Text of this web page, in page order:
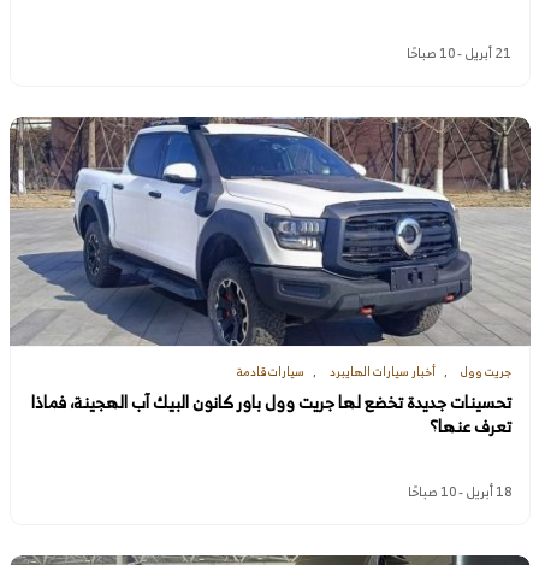
21 أبريل - 10 صباحًا
جريت وول أخبار سيارات الهايبرد سيارات قادمة
تحسينات جديدة تخضع لها جريت وول باور كانون البيك آب الهجينة، فماذا
تعرف عنها؟
18 أبريل - 10 صباحًا